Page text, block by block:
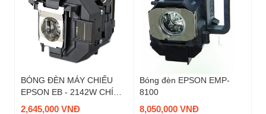
BÓNG ĐÈN MÁY CHIẾU
EPSON EB - 2142W CHÍNH
HÃNG
2,645,000 VNĐ
Bóng đèn EPSON EMP-
8100
8,050,000 VNĐ